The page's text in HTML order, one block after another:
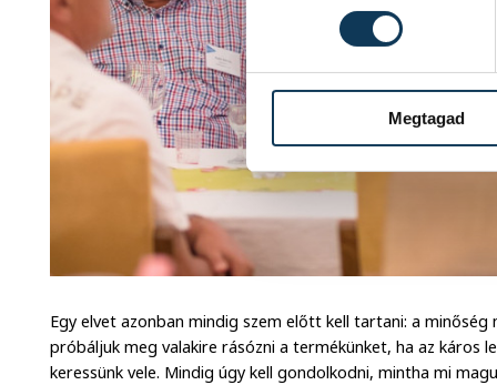
Megtagad
Egy elvet azonban mindig szem előtt kell tartani: a minőség
próbáljuk meg valakire rásózni a termékünket, ha az káros
keressünk vele. Mindig úgy kell gondolkodni, mintha mi